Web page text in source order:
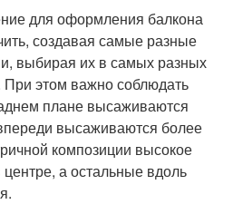
для оформления балкона
создавая самые разные
выбирая их в самых разных
При этом важно соблюдать
плане высаживаются
высаживаются более
композиции высокое
а остальные вдоль